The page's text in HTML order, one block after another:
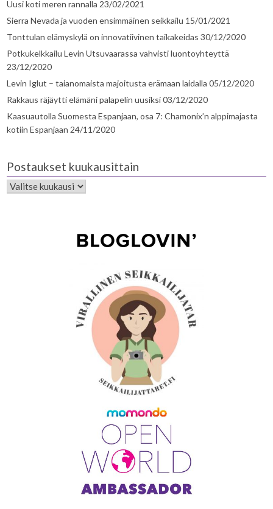
Uusi koti meren rannalla 23/02/2021
Sierra Nevada ja vuoden ensimmäinen seikkailu 15/01/2021
Tonttulan elämyskylä on innovatiivinen taikakeidas 30/12/2020
Potkukelkkailu Levin Utsuvaarassa vahvisti luontoyhteyttä
23/12/2020
Levin Iglut – taianomaista majoitusta erämaan laidalla 05/12/2020
Rakkaus räjäytti elämäni palapelin uusiksi03/12/2020
Kaasuautolla Suomesta Espanjaan, osa 7: Chamonix’n alppimajasta
kotiin Espanjaan 24/11/2020
Postaukset kuukausittain